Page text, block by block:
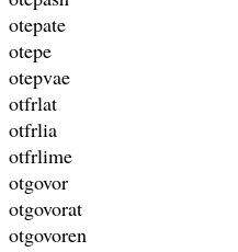
otepate
otepe
otepvae
otfrlat
otfrlia
otfrlime
otgovor
otgovorat
otgovoren